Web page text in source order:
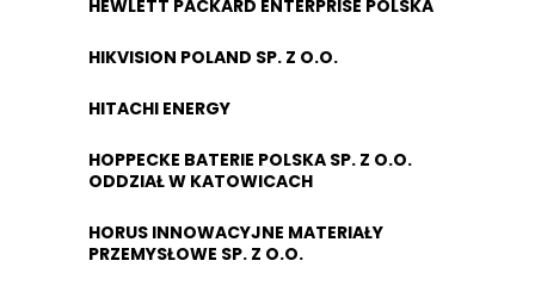
HEWLETT PACKARD ENTERPRISE POLSKA
HIKVISION POLAND SP. Z O.O.
HITACHI ENERGY
HOPPECKE BATERIE POLSKA SP. Z O.O.
ODDZIAŁ W KATOWICACH
HORUS INNOWACYJNE MATERIAŁY
PRZEMYSŁOWE SP. Z O.O.